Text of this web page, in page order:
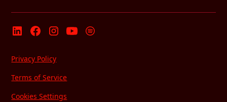
Privacy Policy
Terms of Service
Cookies Settings